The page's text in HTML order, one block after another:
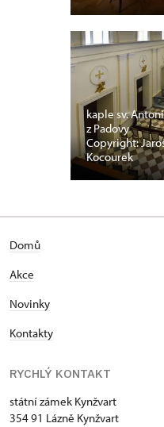
kaple sv.
z Padovy
Copyright:
Kocourek
Domů
Akce
Novinky
Kontakty
RYCHLÝ KONTAKT
státní zámek Kynžvart
354 91 Lázně Kynžvart